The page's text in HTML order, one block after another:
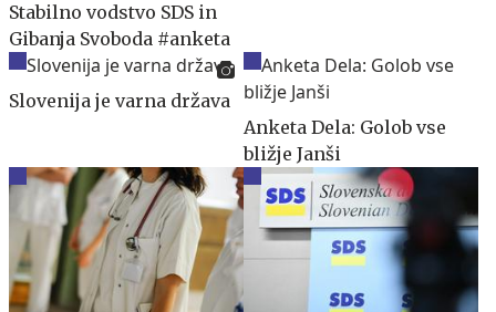
Stabilno vodstvo SDS in
Gibanja Svoboda #anketa
Slovenija je varna država
Anketa Dela: Golob vse
bližje Janši